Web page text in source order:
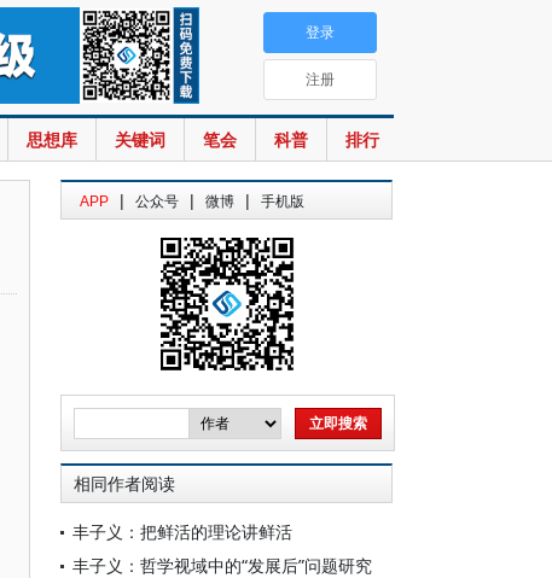
思想库 关键词 笔会 科普 排行
登录
注册
APP | 公众号 | 微博 | 手机版
相同作者阅读
丰子义：把鲜活的理论讲鲜活
丰子义：哲学视域中的“发展后”问题研究